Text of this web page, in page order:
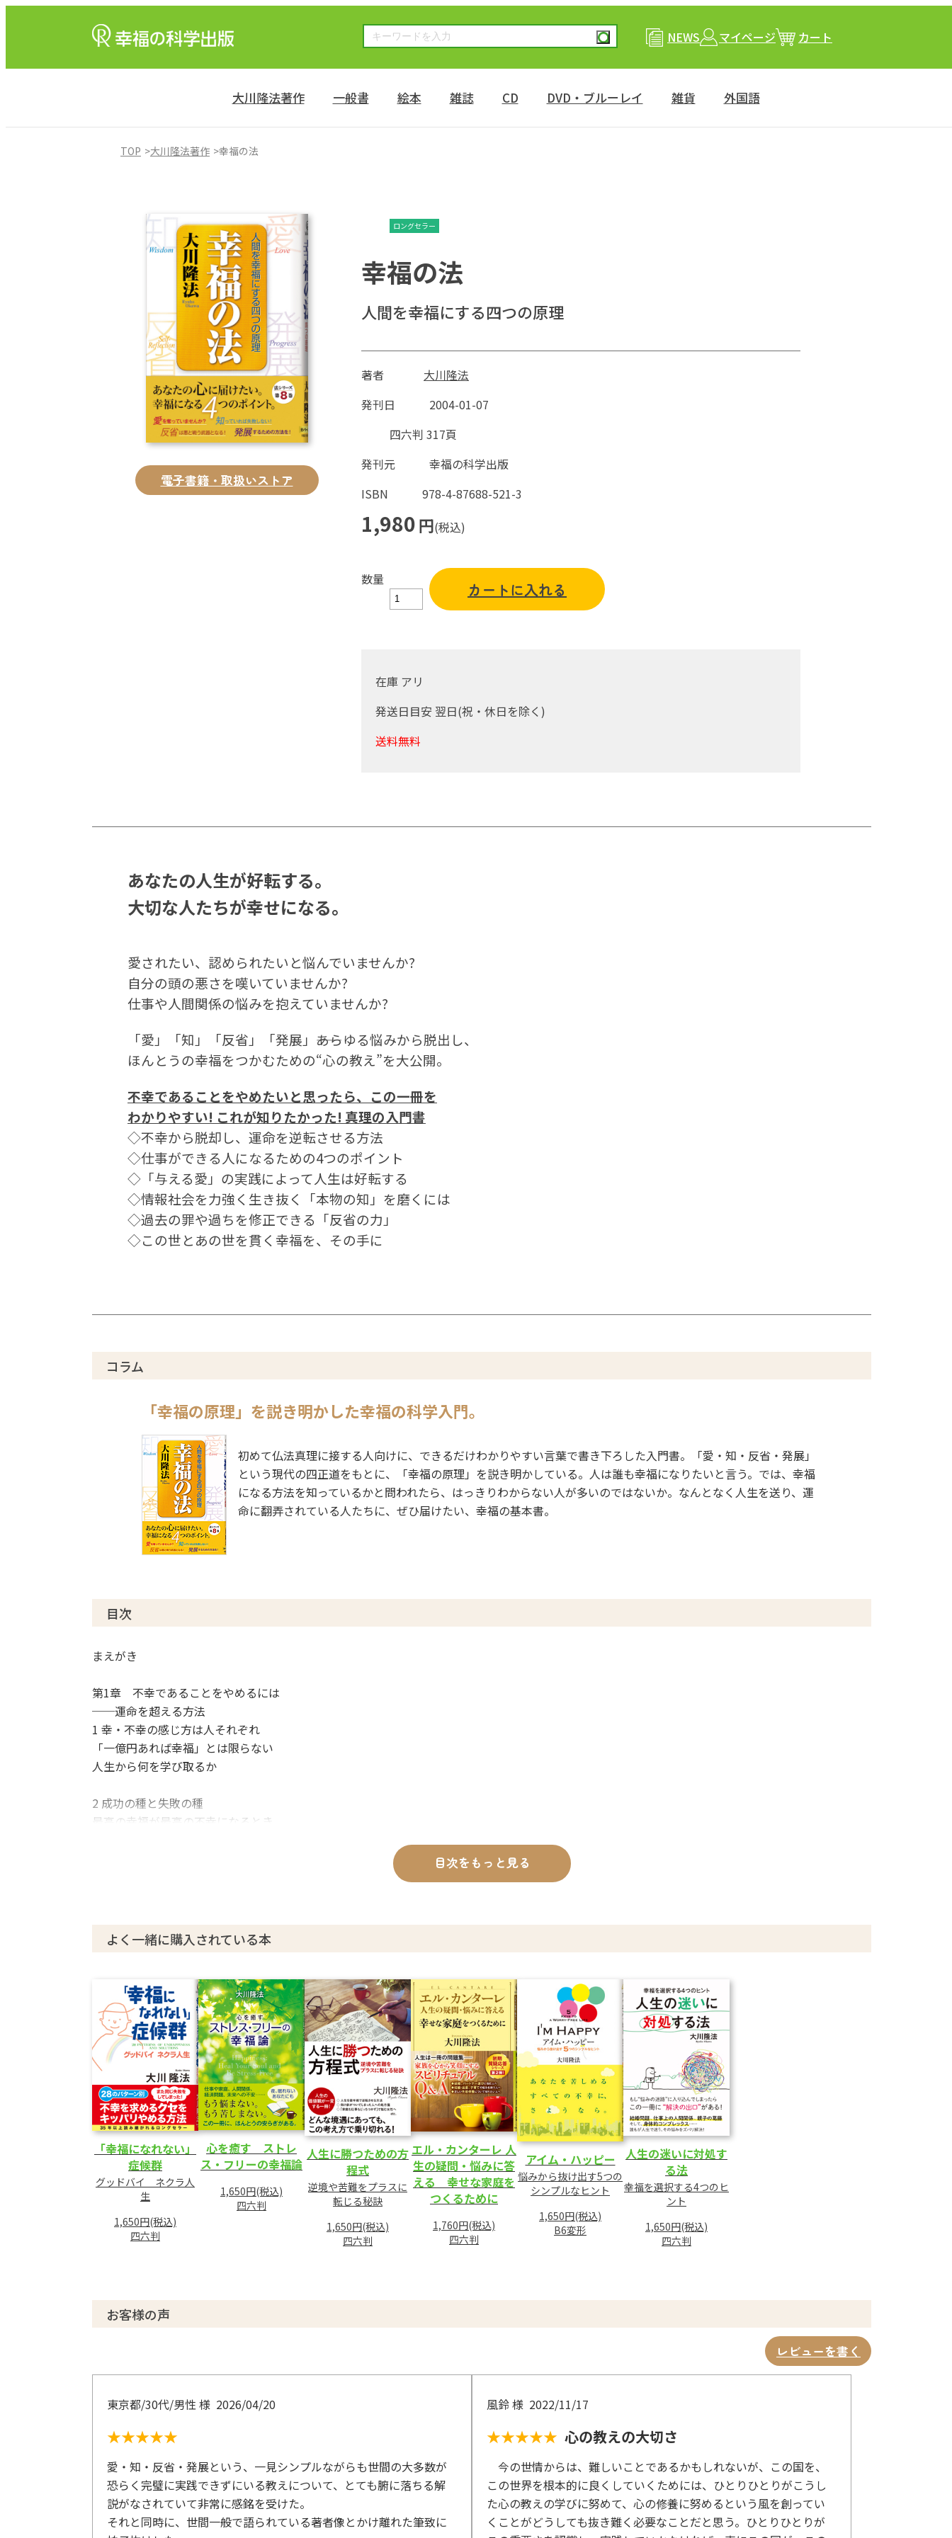
NEWS マイページ カート
大川隆法著作 一般書 絵本 雑誌 CD DVD・ブルーレイ 雑貨 外国語
TOP 大川隆法著作 幸福の法
電子書籍・取扱いストア
ロングセラー
幸福の法
人間を幸福にする四つの原理
著者
大川隆法
発刊日
2004-01-07
四六判 317頁
発刊元
幸福の科学出版
ISBN
978-4-87688-521-3
1,980円(税込)
数量
カートに入れる
在庫 アリ
発送日目安 翌日(祝・休日を除く)
送料無料
あなたの人生が好転する。
大切な人たちが幸せになる。
愛されたい、認められたいと悩んでいませんか?
自分の頭の悪さを嘆いていませんか?
仕事や人間関係の悩みを抱えていませんか?
「愛」「知」「反省」「発展」――あらゆる悩みから脱出し、
ほんとうの幸福をつかむための“心の教え”を大公開。
不幸であることをやめたいと思ったら、この一冊を
わかりやすい! これが知りたかった! 真理の入門書
◇不幸から脱却し、運命を逆転させる方法
◇仕事ができる人になるための4つのポイント
◇「与える愛」の実践によって人生は好転する
◇情報社会を力強く生き抜く「本物の知」を磨くには
◇過去の罪や過ちを修正できる「反省の力」
◇この世とあの世を貫く幸福を、その手に
コラム
「幸福の原理」を説き明かした幸福の科学入門。
初めて仏法真理に接する人向けに、できるだけわかりやすい言葉で書き下ろした入門書。「愛・知・反省・発展」
という現代の四正道をもとに、「幸福の原理」を説き明かしている。人は誰も幸福になりたいと言う。では、幸福
になる方法を知っているかと問われたら、はっきりわからない人が多いのではないか。なんとなく人生を送り、運
命に翻弄されている人たちに、ぜひ届けたい、幸福の基本書。
目次
まえがき
第1章 不幸であることをやめるには
──運命を超える方法
1 幸・不幸の感じ方は人それぞれ
「一億円あれば幸福」とは限らない
人生から何を学び取るか
2 成功の種と失敗の種
最高の幸福が最高の不幸になるとき
仏の眼に映る世界
限界突破のとき
自分が成長するときに欠点が見える
5 運命を逆転させるには
「魂の傾向性」をつかめば運命の先が見える
過ぎた欲望が身を滅ぼす
他人の目で自分を見る
常に考えつづける
第2章 ワン・ポイント・アップの仕事術
──仕事ができる人になる四つの視点
仕事に生きがいを持っているか
現在の環境のなかで最善を尽くす
努力なしには実力は伸びない
「読む」──本や新聞から素材を得る
「考える」──考えを練り、仕事をグレードアップする
3 企画力の大切さ
現代は「企画力の時代」
簡単に論文が書ける「KJ法」
斬新なアイデアを生む「ブレーン・ストーミング法」
4 チーム力を最大化する
自分が認められるための企画は失敗する
目次をもっと見る
よく一緒に購入されている本
「幸福になれない」
症候群
グッドバイ ネクラ人
生
1,650円(税込)
四六判
心を癒す ストレ
ス・フリーの幸福論
1,650円(税込)
四六判
人生に勝つための方
程式
逆境や苦難をプラスに
転じる秘訣
1,650円(税込)
四六判
エル・カンターレ 人
生の疑問・悩みに答
える 幸せな家庭を
つくるために
1,760円(税込)
四六判
アイム・ハッピー
悩みから抜け出す5つの
シンプルなヒント
1,650円(税込)
B6変形
人生の迷いに対処す
る法
幸福を選択する4つのヒ
ント
1,650円(税込)
四六判
お客様の声
レビューを書く
東京都/30代/男性 様 2026/04/20
★★★★★
愛・知・反省・発展という、一見シンプルながらも世間の大多数が
恐らく完璧に実践できずにいる教えについて、とても腑に落ちる解
説がなされていて非常に感銘を受けた。
それと同時に、世間一般で語られている著者像とかけ離れた筆致に
風鈴 様 2022/11/17
★★★★★ 心の教えの大切さ
今の世情からは、難しいことであるかもしれないが、この国を、
この世界を根本的に良くしていくためには、ひとりひとりがこうし
た心の教えの学びに努めて、心の修養に努めるという風を創ってい
くことがどうしても抜き難く必要なことだと思う。ひとりひとりが